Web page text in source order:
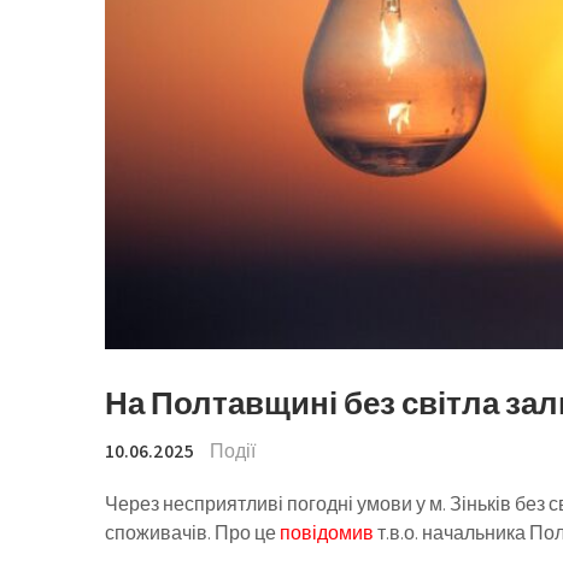
На Полтавщині без світла
10.06.2025 Події
Через несприятливі погодні умови у м. Зіньків
споживачів. Про цеповідомивт.в.о. начальника